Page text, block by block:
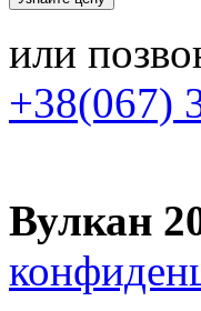
или
+38(067)
Вулкан